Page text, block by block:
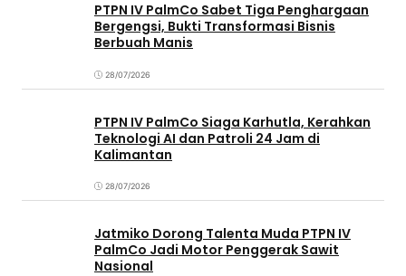
PTPN IV PalmCo Sabet Tiga Penghargaan
Bergengsi, Bukti Transformasi Bisnis
Berbuah Manis
28/07/2026
PTPN IV PalmCo Siaga Karhutla, Kerahkan
Teknologi AI dan Patroli 24 Jam di
Kalimantan
28/07/2026
Jatmiko Dorong Talenta Muda PTPN IV
PalmCo Jadi Motor Penggerak Sawit
Nasional